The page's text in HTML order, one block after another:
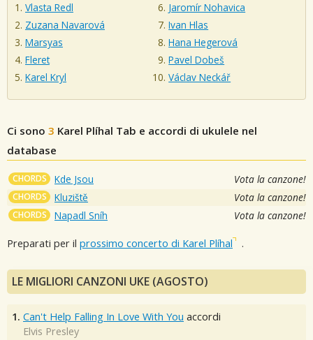
Vlasta Redl
Zuzana Navarová
Marsyas
Fleret
Karel Kryl
Jaromír Nohavica
Ivan Hlas
Hana Hegerová
Pavel Dobeš
Václav Neckář
Ci sono 3 Karel Plíhal Tab e accordi di ukulele nel
database
CHORDS Kde Jsou Vota la canzone!
CHORDS Kluziště Vota la canzone!
CHORDS Napadl Sníh Vota la canzone!
Preparati per il prossimo concerto di Karel Plíhal .
LE MIGLIORI CANZONI UKE (AGOSTO)
1. Can't Help Falling In Love With You accordi
Elvis Presley